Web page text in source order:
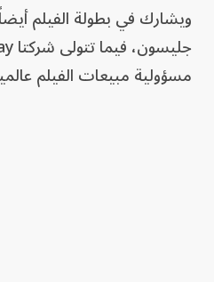
ويشارك في بطولة الفيلم
مسؤولية مبيعات الفيلم